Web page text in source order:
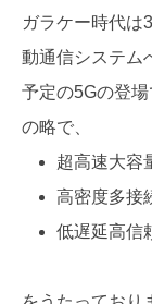
ガラケー時代は
動通信システム
予定の5Gの登場
の略で、
超高速大容
高密度多接
低遅延高信